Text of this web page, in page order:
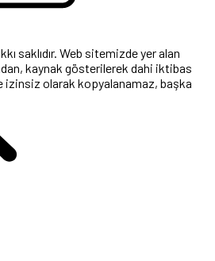
saklıdır. Web sitemizde yer alan
kaynak gösterilerek dahi iktibas
izinsiz olarak kopyalanamaz, başka